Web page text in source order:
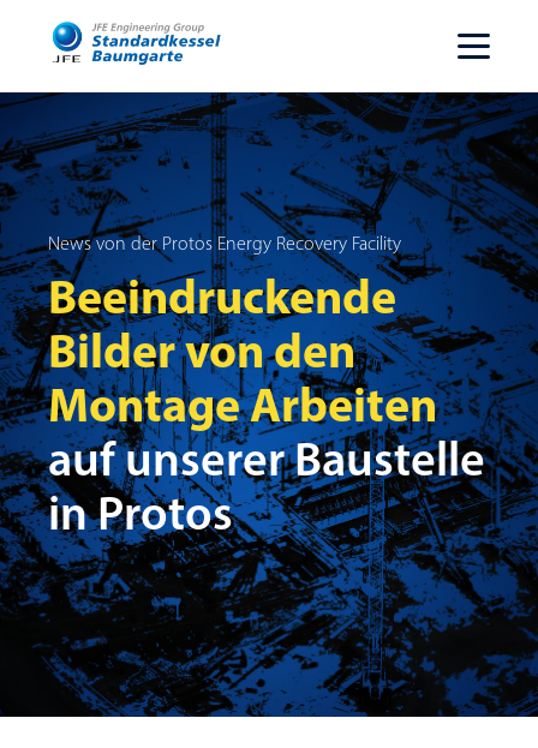
News von der Protos Energy Recovery Facility
Beeindruckende
Bilder von den
Montage Arbeiten
auf unserer Baustelle
in Protos